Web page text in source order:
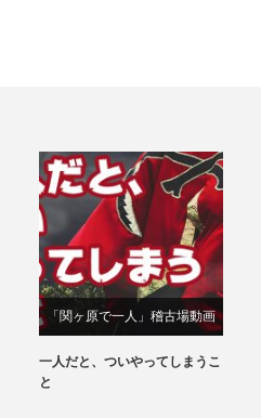
「関ヶ原で⼀⼈」稽古場動画
一人だと、ついやってしまうこ
と